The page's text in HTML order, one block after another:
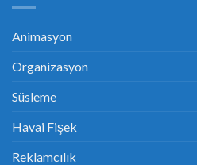
Animasyon
Organizasyon
Süsleme
Havai Fişek
Reklamcılık